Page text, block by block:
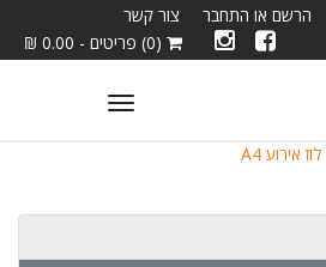
הרשם או התחבר
צור קשר
(0) פריטים - 0.00 ₪
Toggle
לוז אירוע A4